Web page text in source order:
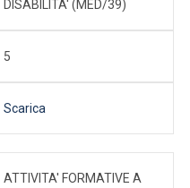
DISABILITA' (MED/39)
5
Scarica
ATTIVITA' FORMATIVE A